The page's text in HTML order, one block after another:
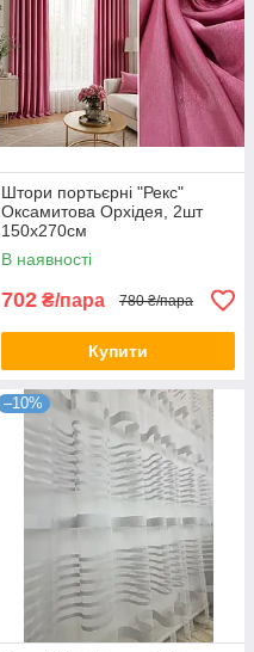
Штори портьєрні "Рекс"
Оксамитова Орхідея, 2шт
150х270см
В наявності
702 ₴/пара 780 ₴/пара
Купити
–10%